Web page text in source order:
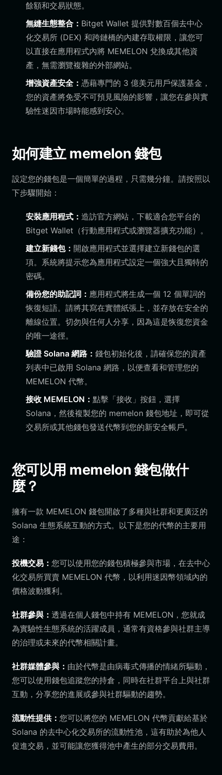
餘額和交易狀態。
無縫生態整合： Bitget Wallet 提供對數百個去中心
化交易所 (DEX) 和跨鏈橋的內建存取權限，讓您可
以直接在應用程式內將 MEMELON 兌換成其他資
產，無需瀏覽複雜的外部網站。
增強資產安全： 憑藉專門的 3 億美元用戶保護基金，
您的資產將免受不可預見風險的影響，讓您在參與實
驗性迷因市場時能感到安心。
如何建立 memelon 錢包
設定您的錢包是一個簡單的過程，只需幾分鐘。請按照以
下步驟開始：
安裝應用程式： 造訪官方網站，下載適合您平台的
Bitget Wallet（行動應用程式或瀏覽器擴充功能）。
建立新錢包： 開啟應用程式並選擇建立新錢包的選
項。系統將提示您為應用程式設定一個強大且獨特的
密碼。
備份您的助記詞： 應用程式將生成一個 12 個單詞的
恢復短語。請將其寫在實體紙張上，並存放在安全的
離線位置。切勿與任何人分享，因為這是恢復您資金
的唯一途徑。
驗證 Solana 網路： 錢包初始化後，請確保您的資產
列表中已啟用 Solana 網路，以便查看和管理您的
MEMELON 代幣。
接收 MEMELON： 點擊「接收」按鈕，選擇
Solana，然後複製您的 memelon 錢包地址，即可從
交易所或其他錢包發送代幣到您的新安全帳戶。
您可以用 memelon 錢包做什
麼？
擁有一款 MEMELON 錢包開啟了多種與社群和更廣泛的
Solana 生態系統互動的方式。以下是您的代幣的主要用
途：
投機交易： 您可以使用您的錢包積極參與市場，在去中心
化交易所買賣 MEMELON 代幣，以利用迷因幣領域內的
價格波動獲利。
社群參與： 透過在個人錢包中持有 MEMELON，您就成
為實驗性生態系統的活躍成員，通常有資格參與社群主導
的治理或未來的代幣相關計畫。
社群媒體參與： 由於代幣是由病毒式傳播的情緒所驅動，
您可以使用錢包追蹤您的持倉，同時在社群平台上與社群
互動，分享您的進展或參與社群驅動的趨勢。
流動性提供： 您可以將您的 MEMELON 代幣貢獻給基於
Solana 的去中心化交易所的流動性池，這有助於為他人
促進交易，並可能讓您獲得池中產生的部分交易費用。